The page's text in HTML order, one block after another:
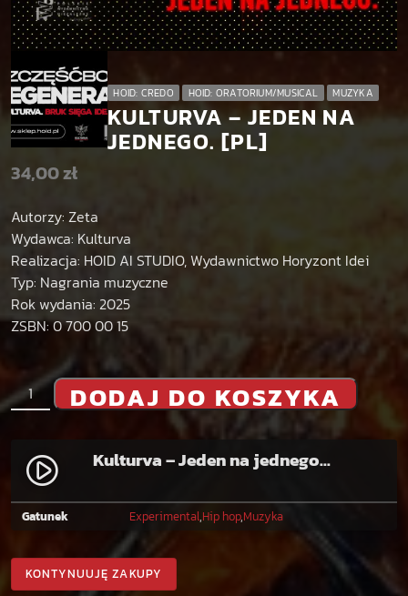
HOID: CREDO HOID: ORATORIUM/MUSICAL MUZYKA
KULTURVA – JEDEN NA
JEDNEGO. [PL]
34,00zł
Autorzy: Zeta
Wydawca: Kulturva
Realizacja: HOID AI STUDIO, Wydawnictwo Horyzont Idei
Typ: Nagrania muzyczne
Rok wydania: 2025
ZSBN: 0 700 00 15
l
K
t
u
DODAJ DO KOSZYKA
play_circle_filled Kulturva – Jeden na jednego. [PL]
Gatunek Experimental,Hip hop,Muzyka
KONTYNUUJĘ ZAKUPY